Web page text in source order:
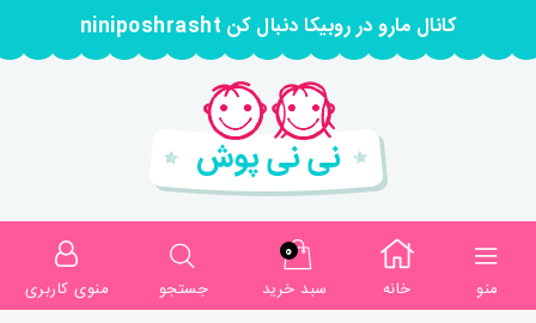
کانال مارو در روبیکا دنبال کن niniposhrasht
منو خانه
0
سبد خرید
جستجو منوی کاربری